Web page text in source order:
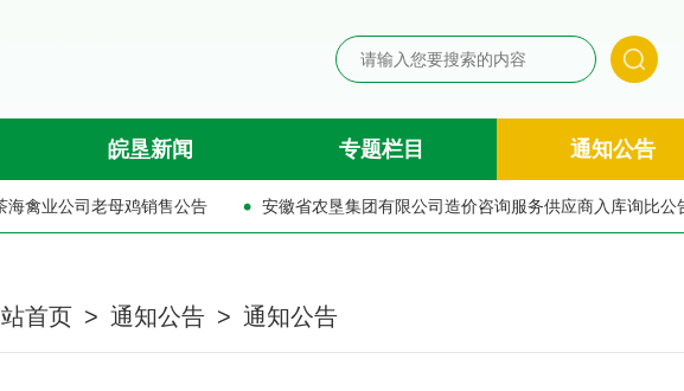
皖垦新闻 专题栏目 通知公告
垦集团有限公司造价咨询服务供应商入库询比公告
首页 > 通知公告 > 通知公告